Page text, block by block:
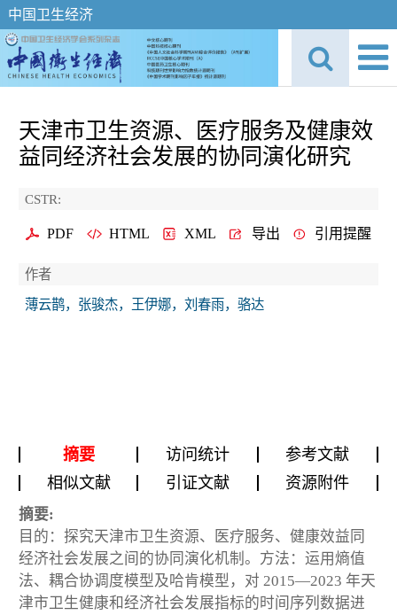
中国卫生经济
天津市卫生资源、医疗服务及健康效
益同经济社会发展的协同演化研究
CSTR:
PDF HTML XML 导出 引用提醒
作者
薄云鹊，张骏杰，王伊娜，刘春雨，骆达
摘要 访问统计
参考文献
相似文献
引证文献 资源附件
摘要:
目的：探究天津市卫生资源、医疗服务、健康效益同
经济社会发展之间的协同演化机制。方法：运用熵值
法、耦合协调度模型及哈肯模型，对 2015—2023 年天
津市卫生健康和经济社会发展指标的时间序列数据进